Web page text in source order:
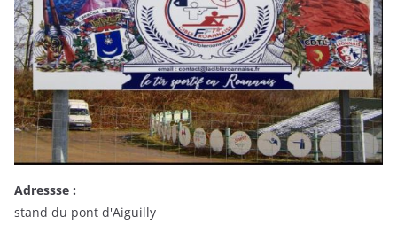
Adressse :
stand du pont d'Aiguilly